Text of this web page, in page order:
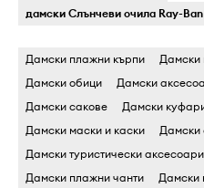
дамски Слънчеви очила Ray-Ban
Дамски плажни кърпи Дамски
Дамски обици
Дамски
Дамски сакове
Дамски
Дамски маски и каски
Дамски
Дамски туристически аксесоари
Дамски плажни чанти
Дамски